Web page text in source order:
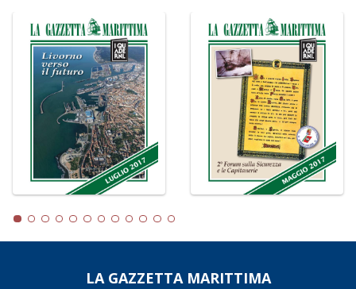
LA GAZZETTA MARITTIMA